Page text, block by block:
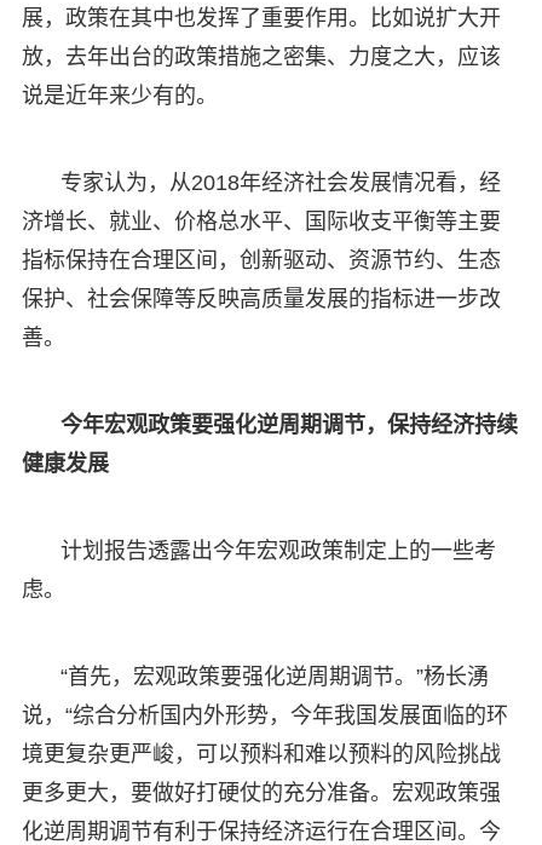
展，政策在其中也发挥了重要作用。比如说扩大开
放，去年出台的政策措施之密集、力度之大，应该
说是近年来少有的。
专家认为，从2018年经济社会发展情况看，经
济增长、就业、价格总水平、国际收支平衡等主要
指标保持在合理区间，创新驱动、资源节约、生态
保护、社会保障等反映高质量发展的指标进一步改
善。
今年宏观政策要强化逆周期调节，保持经济持续
健康发展
计划报告透露出今年宏观政策制定上的一些考
虑。
“首先，宏观政策要强化逆周期调节。”杨长湧
说，“综合分析国内外形势，今年我国发展面临的环
境更复杂更严峻，可以预料和难以预料的风险挑战
更多更大，要做好打硬仗的充分准备。宏观政策强
化逆周期调节有利于保持经济运行在合理区间。今